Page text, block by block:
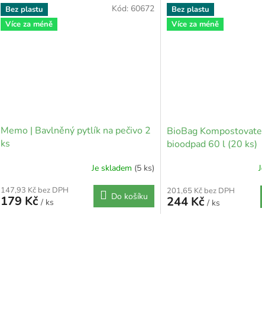
Bez plastu
Více za méně
Memo | Bavlněný pytlík na pečivo 2
ks
Je skladem (5 ks)
147,93 Kč bez DPH
179 Kč / ks
Do košíku
Kód: 60672
Bez plastu
Více za méně
BioBag
bioodpad 60 l (20 ks)
201,65 Kč bez DPH
244 Kč / ks